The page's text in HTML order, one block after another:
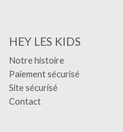
HEY LES KIDS
Notre histoire
Paiement sécurisé
Site sécurisé
Contact